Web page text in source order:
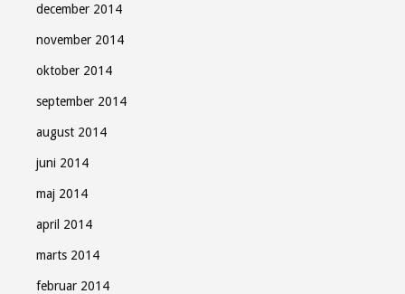
december 2014
november 2014
oktober 2014
september 2014
august 2014
juni 2014
maj 2014
april 2014
marts 2014
februar 2014